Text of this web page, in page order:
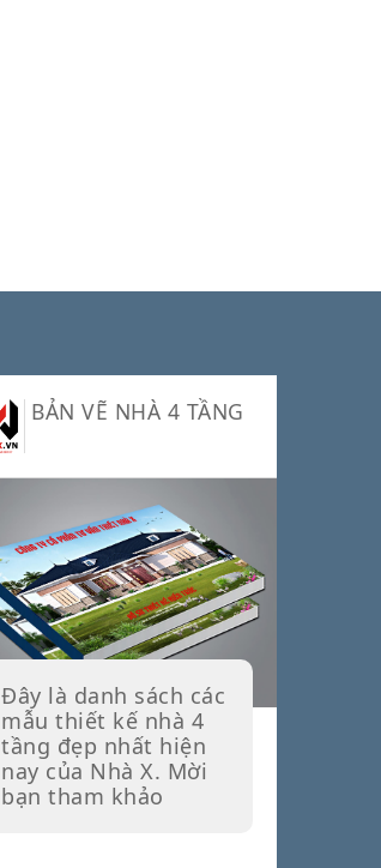
BẢN VẼ NHÀ 4 TẦNG
Đây là danh sách các
mẫu thiết kế nhà 4
tầng đẹp nhất hiện
nay của Nhà X. Mời
bạn tham khảo